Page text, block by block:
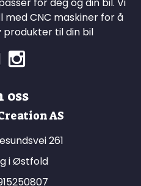
CNC maskiner for å
produkter til din bil
oss
AS
261
i Østfold